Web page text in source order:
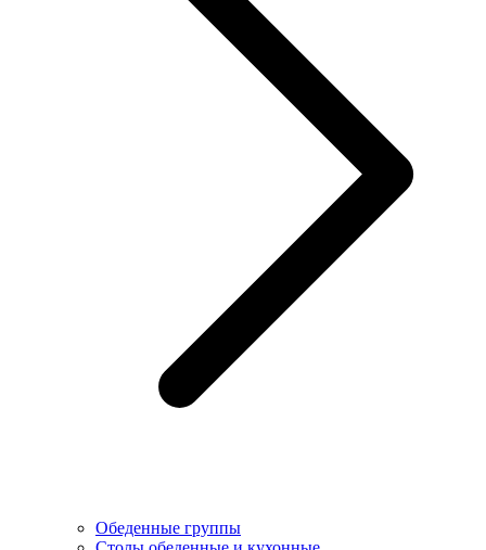
Обеденные группы